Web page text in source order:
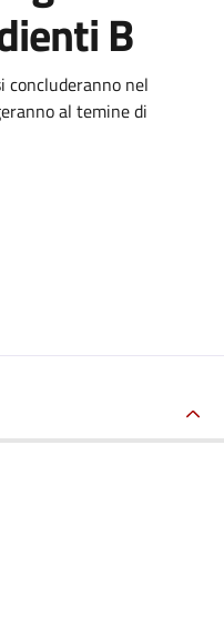
B
concluderanno nel
al temine di